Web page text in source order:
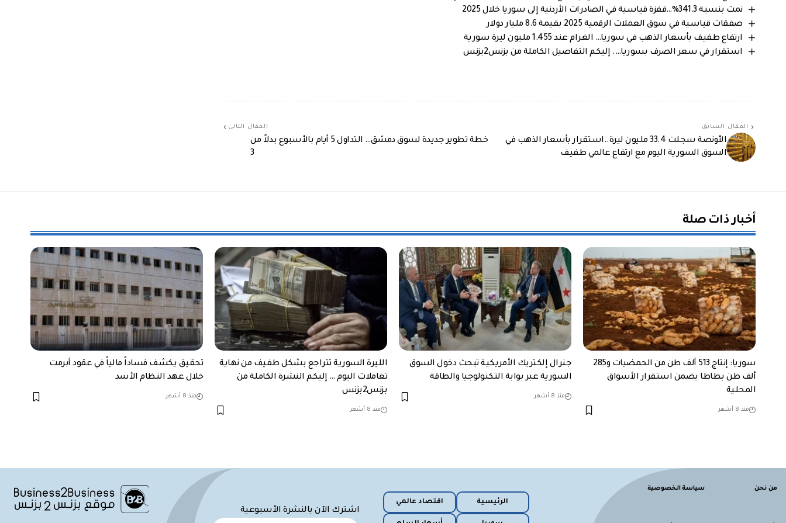
نمت بنسبة 341.3%…قفزة قياسية في الصادرات الأردنية إلى سوريا خلال 2025
صفقات قياسية في سوق العملات الرقمية 2025 بقيمة 8.6 مليار دولار
ارتفاع طفيف بأسعار الذهب في سوريا… الغرام عند 1.455 مليون ليرة سورية
استقرار في سعر الصرف بسوريا…. إليكم التفاصيل الكاملة من بزنس2بزنس
المقال السابق
الأونصة سجلت 33.4 مليون ليرة..استقرار بأسعار الذهب في
السوق السورية اليوم مع ارتفاع عالمي طفيف
المقال التالي
خطة تطوير جديدة لسوق دمشق… التداول 5 أيام بالأسبوع بدلاً من
3
أخبار ذات صلة
سوريا: إنتاج 513 ألف طن من الحمضيات و285
ألف طن بطاطا يضمن استقرار الأسواق
المحلية
منذ 8 أشهر
جنرال إلكتريك الأمريكية تبحث دخول السوق
السورية عبر بوابة التكنولوجيا والطاقة
منذ 8 أشهر
الليرة السورية تتراجع بشكل طفيف من نهاية
تعاملات اليوم … إليكم النشرة الكاملة من
بزنس2بزنس
منذ 8 أشهر
تحقيق يكشف فساداً مالياً في عقود أبرمت
خلال عهد النظام الأسد
منذ 8 أشهر
من نحن سياسة الخصوصية
الرئيسية اقتصاد عالمي
اشترك الآن بالنشرة الأسبوعية